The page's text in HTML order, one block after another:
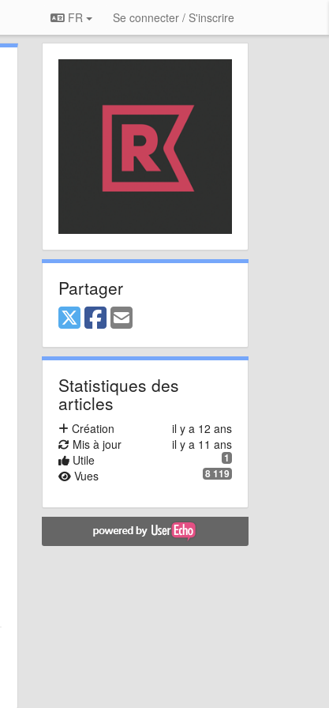
FR Se connecter / S'inscrire
Partager
Statistiques des
articles
il y a 12 ans
Création
il y a 11 ans
Mis à jour
1
Utile
8 119
Vues